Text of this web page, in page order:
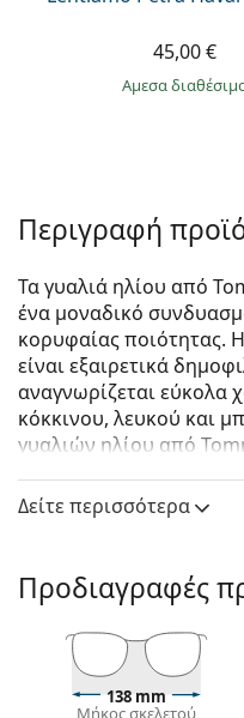
45,00 €
άμεσα
Περιγραφή
Τα γυαλιά ηλίου από
ένα μοναδικό
κορυφαίας ποιότητας.
είναι εξαιρετικά
αναγνωρίζεται εύκολα
κόκκινου, λευκού και
γυαλιών ηλίου από
διαχρονικότητα τους τα
περίσταση.
γυαλιά ηλίου.
Δείτε πώς φαίνονται
με τη λειτουργία του
Lentiamo.
Δείτε περισσότερα
Προδιαγραφές
138 mm
Μήκος σκελετού